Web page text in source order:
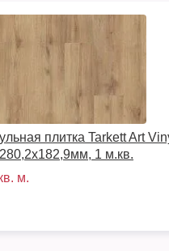
плитка Tarkett Art
1 м.кв.
м.